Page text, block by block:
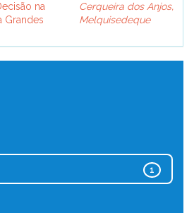
na
Grandes
Cerqueira dos Anjos,
Melquisedeque
1